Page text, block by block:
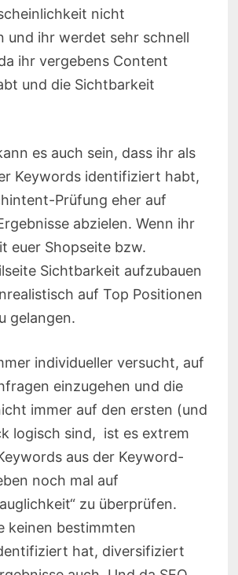
nicht
und ihr werdet sehr schnell
ihr vergebens Content
und die Sichtbarkeit
es auch sein, dass ihr als
Keywords identifiziert habt,
Prüfung eher auf
abzielen. Wenn ihr
euer Shopseite bzw.
Sichtbarkeit aufzubauen
auf Top Positionen
gelangen.
individueller versucht, auf
einzugehen und die
immer auf den ersten (und
logisch sind, ist es extrem
aus der Keyword-
noch mal auf
zu überprüfen.
keinen bestimmten
hat, diversifiziert